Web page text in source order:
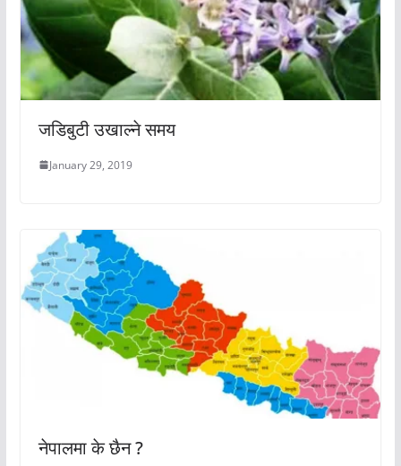
जडिबुटी उखाल्ने समय
January 29, 2019
नेपालमा के छैन ?